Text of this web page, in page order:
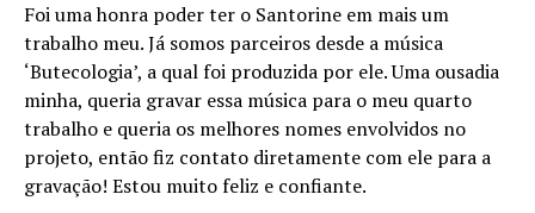
Foi uma honra poder ter o Santorine em mais um
trabalho meu. Já somos parceiros desde a música
‘Butecologia’, a qual foi produzida por ele. Uma ousadia
minha, queria gravar essa música para o meu quarto
trabalho e queria os melhores nomes envolvidos no
projeto, então fiz contato diretamente com ele para a
gravação! Estou muito feliz e confiante.